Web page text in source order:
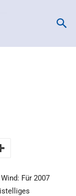
Für 2007